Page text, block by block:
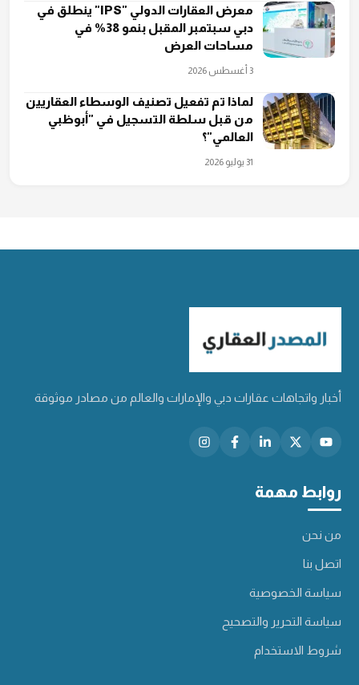
معرض العقارات الدولي "IPS" ينطلق في
دبي سبتمبر المقبل بنمو 38% في
مساحات العرض
3 أغسطس 2026
لماذا تم تفعيل تصنيف الوسطاء العقاريين
من قبل ‏سلطة التسجيل في "أبوظبي
العالمي"؟
31 يوليو 2026
أخبار واتجاهات عقارات دبي والإمارات والعالم من مصادر موثوقة
روابط مهمة
من نحن
اتصل بنا
سياسة الخصوصية
سياسة التحرير والتصحيح
شروط الاستخدام